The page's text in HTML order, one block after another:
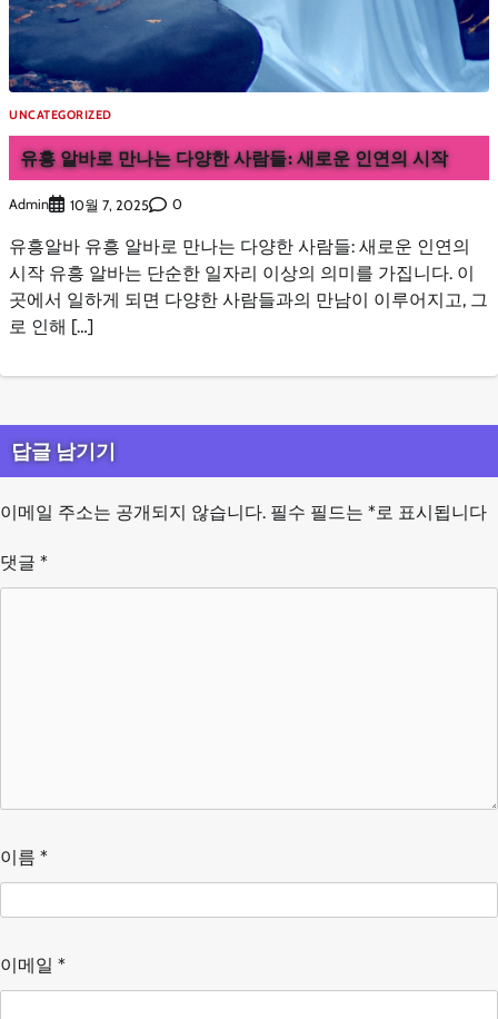
UNCATEGORIZED
유흥 알바로 만나는 다양한 사람들: 새로운 인연의 시작
Admin 10월 7, 2025 0
유흥알바 유흥 알바로 만나는 다양한 사람들: 새로운 인연의
시작 유흥 알바는 단순한 일자리 이상의 의미를 가집니다. 이
곳에서 일하게 되면 다양한 사람들과의 만남이 이루어지고, 그
로 인해 […]
답글 남기기
이메일 주소는 공개되지 않습니다. 필수 필드는 *로 표시됩니다
댓글 *
이름 *
이메일 *